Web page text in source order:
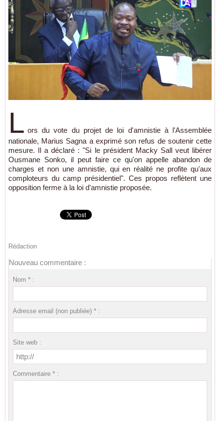
L ors du vote du projet de loi d'amnistie à l'Assemblée
nationale, Marius Sagna a exprimé son refus de soutenir cette
mesure. Il a déclaré : "Si le président Macky Sall veut libérer
Ousmane Sonko, il peut faire ce qu'on appelle abandon de
charges et non une amnistie, qui en réalité ne profite qu'aux
comploteurs du camp présidentiel". Ces propos reflètent une
opposition ferme à la loi d'amnistie proposée.
Rédaction
Nouveau commentaire :
Nom * :
Adresse email (non publiée) * :
Site web :
Commentaire * :